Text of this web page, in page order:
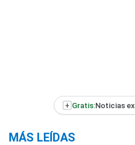
+ Gratis:Noticias
MÁS LEÍDAS